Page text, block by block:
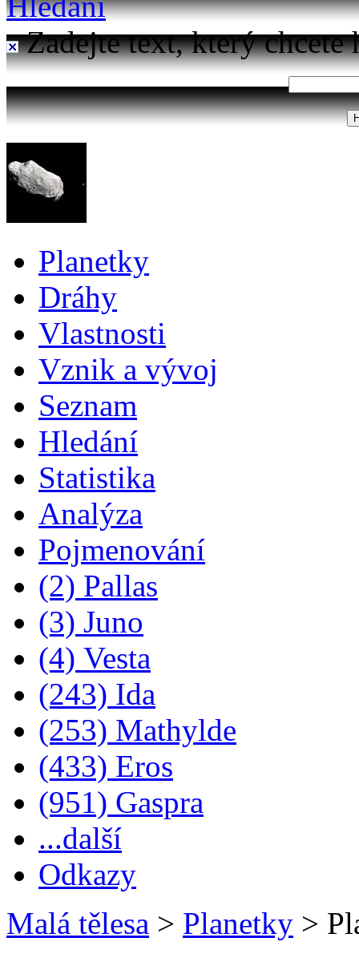
Zadejte text, který chcete
Planetky
Dráhy
Vlastnosti
Vznik a vývoj
Seznam
Hledání
Statistika
Analýza
Pojmenování
(2) Pallas
(3) Juno
(4) Vesta
(243) Ida
(253) Mathylde
(433) Eros
(951) Gaspra
...další
Odkazy
Malá tělesa > Planetky >